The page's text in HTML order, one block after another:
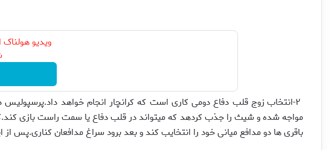
ویدیو هولناک
۲-انتخاب زوج قلب دفاع دومی کاری است که کرانچار انجام خواهد
مواجه شده و شیث را جذب کردهد که میتواند در قلب دفاع یا سمت راست بازی
باقری ها دو مدافع میانی خود را انتخایب کند و بعد برود سراغ مدافعان کناری.پس